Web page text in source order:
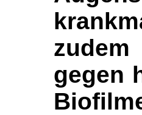
gegen